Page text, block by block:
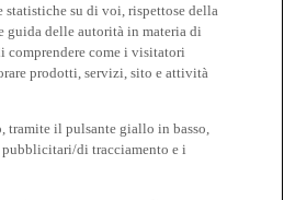
statistiche su di voi, rispettose della
guida delle autorità in materia di
comprendere come i visitatori
prodotti, servizi, sito e attività
tramite il pulsante giallo in basso,
di tracciamento e i